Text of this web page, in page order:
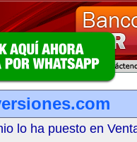
lo ha puesto en